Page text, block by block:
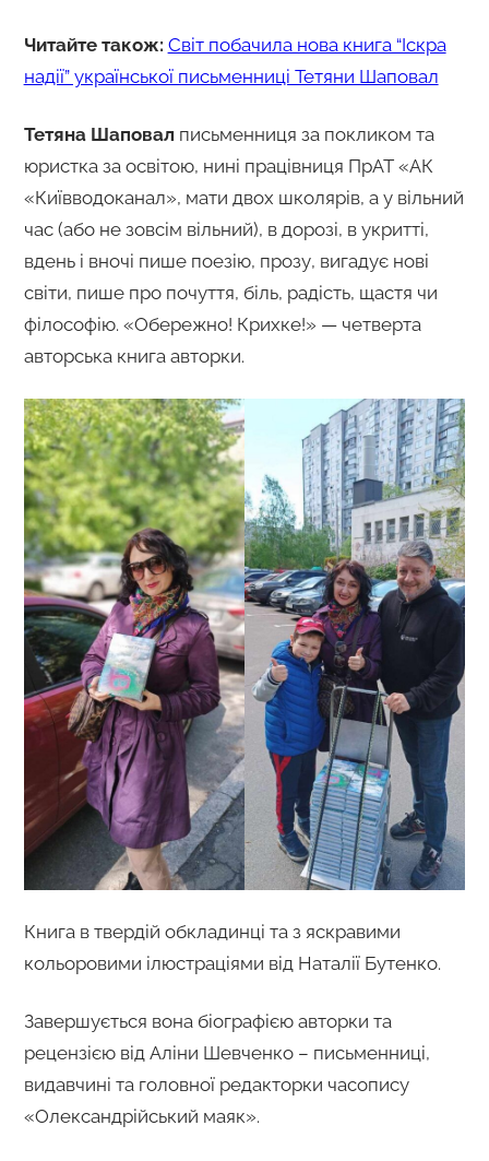
Читайте також: Світ побачила нова книга “Іскра
надії” української письменниці Тетяни Шаповал
Тетяна Шаповал письменниця за покликом та
юристка за освітою, нині працівниця ПрАТ «АК
«Київводоканал», мати двох школярів, а у вільний
час (або не зовсім вільний), в дорозі, в укритті,
вдень і вночі пише поезію, прозу, вигадує нові
світи, пише про почуття, біль, радість, щастя чи
філософію. «Обережно! Крихке!» — четверта
авторська книга авторки.
Книга в твердій обкладинці та з яскравими
кольоровими ілюстраціями від Наталії Бутенко.
Завершується вона біографією авторки та
рецензією від Аліни Шевченко – письменниці,
видавчині та головної редакторки часопису
«Олександрійський маяк».